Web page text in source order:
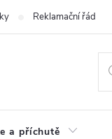
Reklamační řád
a příchutě